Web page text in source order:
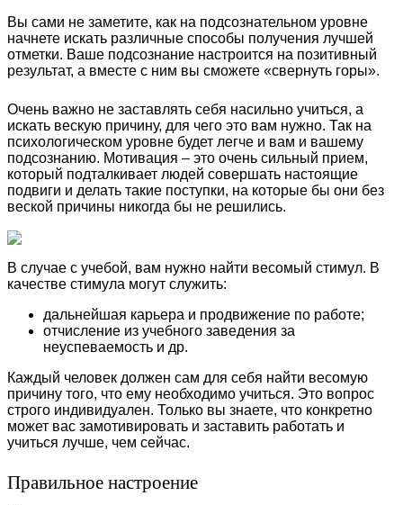
Вы сами не заметите, как на подсознательном уровне
начнете искать различные способы получения лучшей
отметки. Ваше подсознание настроится на позитивный
результат, а вместе с ним вы сможете «свернуть горы».
Очень важно не заставлять себя насильно учиться, а
искать вескую причину, для чего это вам нужно. Так на
психологическом уровне будет легче и вам и вашему
подсознанию. Мотивация – это очень сильный прием,
который подталкивает людей совершать настоящие
подвиги и делать такие поступки, на которые бы они без
веской причины никогда бы не решились.
В случае с учебой, вам нужно найти весомый стимул. В
качестве стимула могут служить:
дальнейшая карьера и продвижение по работе;
отчисление из учебного заведения за
неуспеваемость и др.
Каждый человек должен сам для себя найти весомую
причину того, что ему необходимо учиться. Это вопрос
строго индивидуален. Только вы знаете, что конкретно
может вас замотивировать и заставить работать и
учиться лучше, чем сейчас.
Правильное настроение